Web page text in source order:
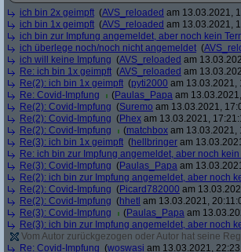
ich bin 2x geimpft (AVS_reloaded am 13.03.2021,
ich bin 1x geimpft (AVS_reloaded am 13.03.2021,
ich bin zur Impfung angemeldet, aber noch kein
ich überlege noch/noch nicht angemeldet (
ich will keine Impfung (AVS_reloaded am
Re: ich bin 1x geimpft (AVS_reloaded am
Re(2): ich bin 1x geimpft (pyti2000 am 13.03.2021,
Re: Covid-Impfung
(Paulas_Papa am 13.03.2021,
Re(2): Covid-Impfung (Suremo am 13.03.2021,
Re(2): Covid-Impfung (Phex am 13.03.2021,
Re(2): Covid-Impfung
(matchbox am 13.03.2021,
Re(3): ich bin 1x geimpft (hellbringer am
Re: ich bin zur Impfung angemeldet, aber noch kein
Re(3): Covid-Impfung (Paulas_Papa am
Re(2): ich bin zur Impfung angemeldet, aber noch
Re(2): Covid-Impfung (Picard782000 am
Re(2): Covid-Impfung (hhetl am 13.03.2021,
Re(3): Covid-Impfung
(Paulas_Papa am
Re(3): ich bin zur Impfung angemeldet, aber noch
Vom Autor zurückgezogen oder Autor hat seine
Re: Covid-Impfung (woswasi am 13.03.2021,